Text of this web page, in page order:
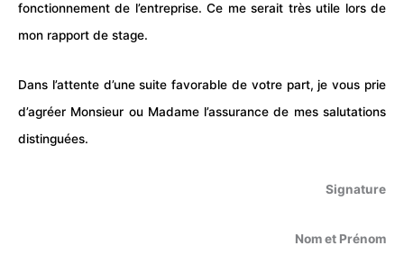
fonctionnement de l’entreprise. Ce me serait très utile lors de
mon rapport de stage.
Dans l’attente d’une suite favorable de votre part, je vous prie
d’agréer Monsieur ou Madame l’assurance de mes salutations
distinguées.
Signature
Nom et Prénom